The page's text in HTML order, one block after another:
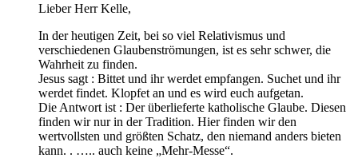
Lieber Herr Kelle,
In der heutigen Zeit, bei so viel Relativismus und
verschiedenen Glaubenströmungen, ist es sehr schwer, die
Wahrheit zu finden.
Jesus sagt : Bittet und ihr werdet empfangen. Suchet und ihr
werdet findet. Klopfet an und es wird euch aufgetan.
Die Antwort ist : Der überlieferte katholische Glaube. Diesen
finden wir nur in der Tradition. Hier finden wir den
wertvollsten und größten Schatz, den niemand anders bieten
kann. . ….. auch keine „Mehr-Messe“.